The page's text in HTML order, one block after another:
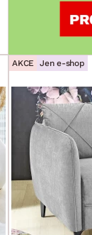
AKCE Jen e-shop